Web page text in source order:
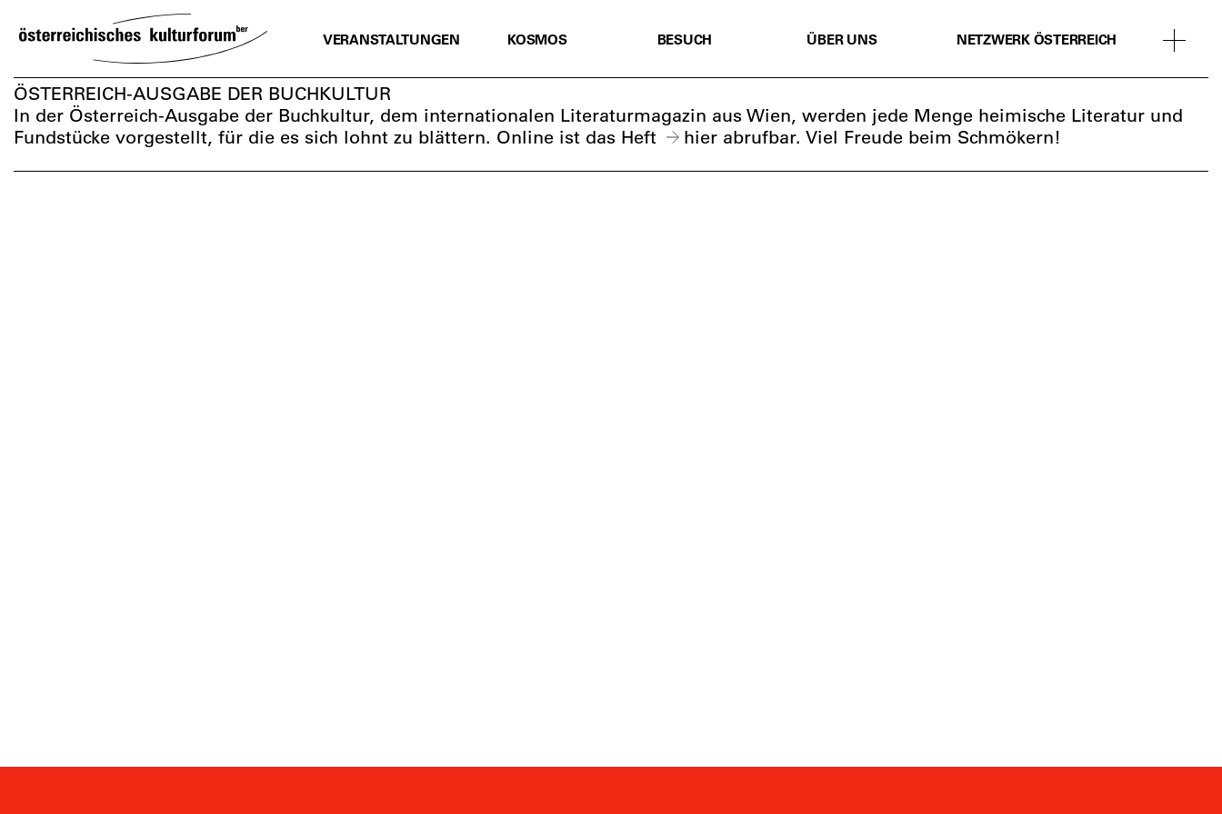
TO
CONTENT
VERANSTALTUNGEN KOSMOS BESUCH ÜBER UNS NETZWERK ÖSTERREICH
ÖSTERREICH-AUSGABE DER BUCHKULTUR
In der Österreich-Ausgabe der Buchkultur, dem internationalen Literaturmagazin aus Wien, werden jede Menge heimische Literatur und
Fundstücke vorgestellt, für die es sich lohnt zu blättern. Online ist das Heft
hier abrufbar. Viel Freude beim Schmökern!